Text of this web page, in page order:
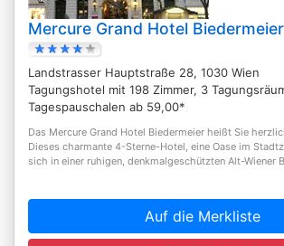
Mercure Grand Hotel
Landstrasser Hauptstraße 28, 1030 Wien
Tagungshotel mit 198 Zimmer, 3
Tagespauschalen ab 59,00*
Das Mercure Grand Hotel Biedermeier heißt Sie
Dieses charmante 4-Sterne-Hotel, eine Oase im
sich in einer ruhigen, denkmalgeschützten Alt-Wiener
Auf die Merkliste